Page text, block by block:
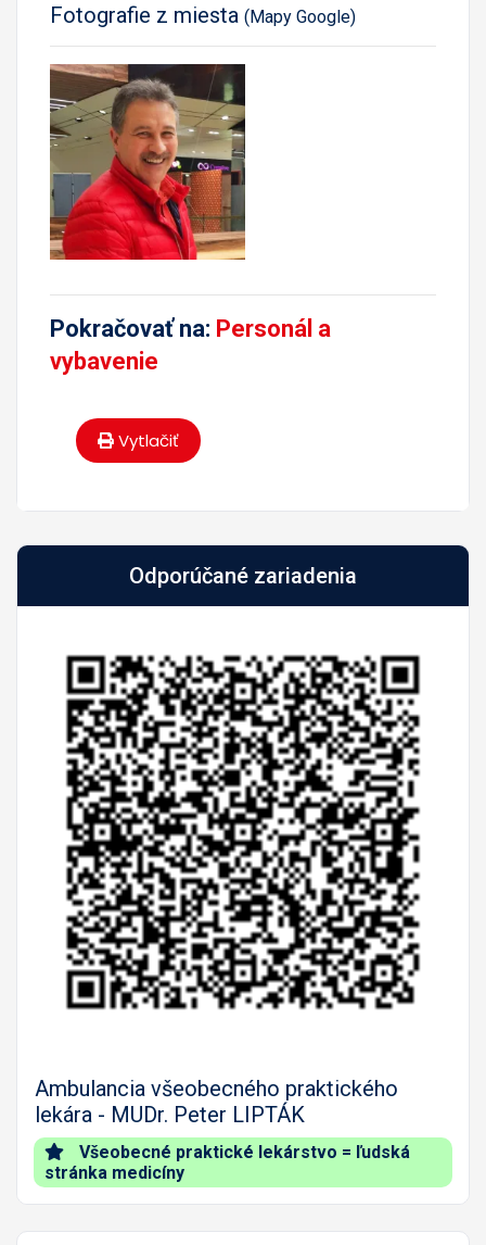
Fotografie z miesta (Mapy Google)
Pokračovať na: Personál a
vybavenie
Vytlačiť
Odporúčané zariadenia
Ambulancia všeobecného praktického
lekára - MUDr. Peter LIPTÁK
Všeobecné praktické lekárstvo = ľudská
stránka medicíny
Predch.